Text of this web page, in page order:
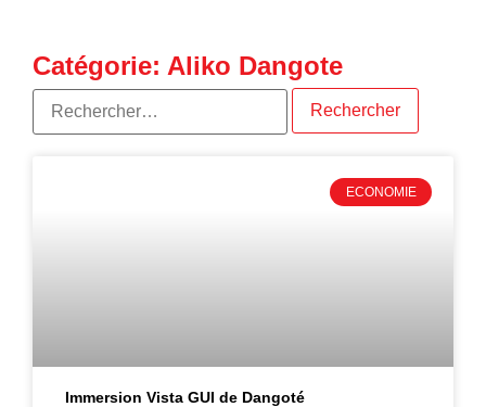
Catégorie: Aliko Dangote
ECONOMIE
Immersion Vista GUI de Dangoté